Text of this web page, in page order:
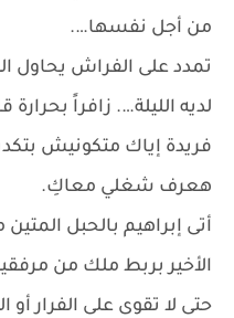
من أجل نفسها….
تمدد على الفراش يحاول
لديه الليلة…. زافراً
فريدة إياك متكونيش
هعرف شغلي معاكِ.
أتى إبراهيم بالحبل
الأخير بربط ملك من
حتى لا تقوى على الفرار أو